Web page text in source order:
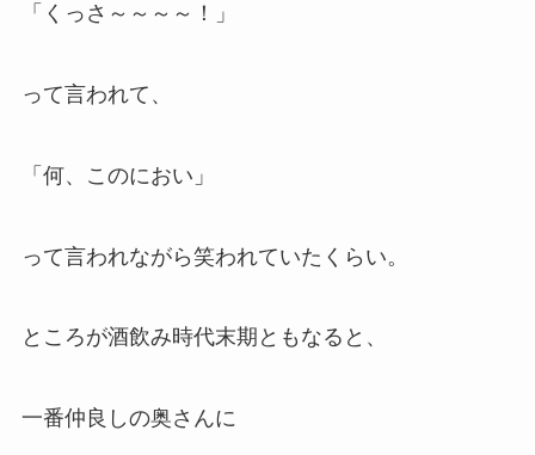
「くっさ～～～～！」
って言われて、
「何、このにおい」
って言われながら笑われていたくらい。
ところが酒飲み時代末期ともなると、
一番仲良しの奥さんに